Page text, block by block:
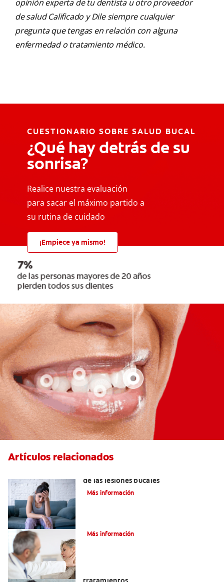
opinión experta de tu dentista u otro proveedor
de salud Calificado y Dile siempre cualquier
pregunta que tengas en relación con alguna
enfermedad o tratamiento médico.
CUESTIONARIO SOBRE SALUD BUCAL
¿Qué hay detrás de su
sonrisa?
Realice nuestra evaluación
para sacar el máximo partido a
su rutina de cuidado
¡Empiece ya mismo!
Artículos relacionados
de las lesiones bucales
Más información
Más información